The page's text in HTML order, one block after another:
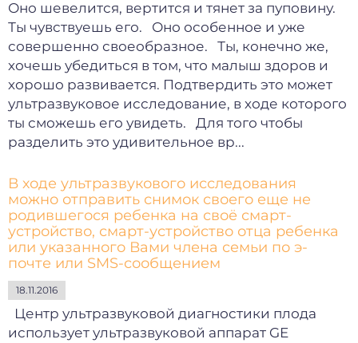
Оно шевелится, вертится и тянет за пуповину.
Ты чувствуешь его. Оно особенное и уже
совершенно своеобразное. Ты, конечно же,
хочешь убедиться в том, что малыш здоров и
хорошо развивается. Подтвердить это может
ультразвуковое исследование, в ходе которого
ты сможешь его увидеть. Для того чтобы
разделить это удивительное вр...
В ходе ультразвукового исследования
можно отправить снимок своего еще не
родившегося ребенка на своё смарт-
устройство, смарт-устройство отца ребенка
или указанного Вами члена семьи по э-
почте или SMS-сообщением
18.11.2016
Центр ультразвуковой диагностики плода
использует ультразвуковой аппарат GE